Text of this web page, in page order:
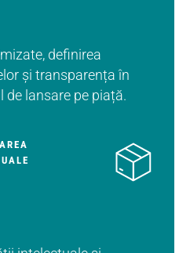
definirea
și transparența în
lansare pe piață.